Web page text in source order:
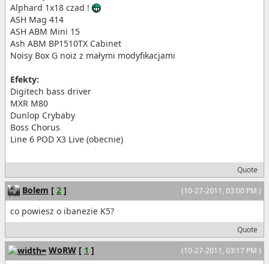
Alphard 1x18 czad !
ASH Mag 414
ASH ABM Mini 15
Ash ABM BP1510TX Cabinet
Noisy Box G noiz z małymi modyfikacjami
Efekty:
Digitech bass driver
MXR M80
Dunlop Crybaby
Boss Chorus
Line 6 POD X3 Live (obecnie)
Quote
(10-27-2011, 03:00 PM )
Bolem [ 2 ]
co powiesz o ibanezie K5?
Quote
(10-27-2011, 03:17 PM )
WoRW [ 1 ]